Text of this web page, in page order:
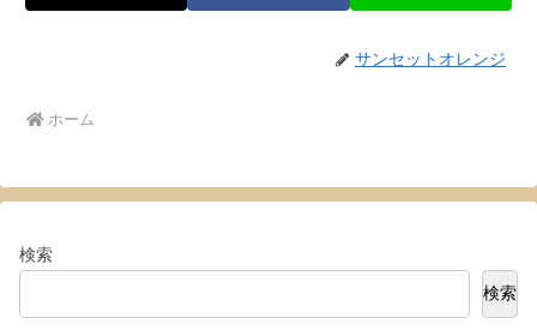
サンセットオレンジ
ホーム
検索
検索